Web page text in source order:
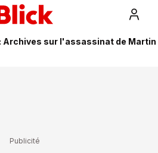
Archives sur l'assassinat de